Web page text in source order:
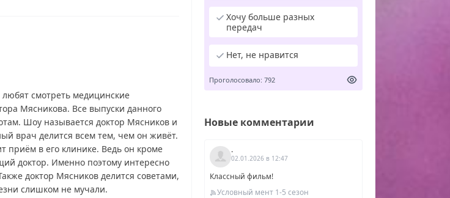
смотреть медицинские
Мясникова. Все выпуски данного
Шоу называется доктор Мясников и
врач делится всем тем, чем он живёт.
приём в его клинике. Ведь он кроме
доктор. Именно поэтому интересно
доктор Мясников делится советами,
слишком не мучали.
Хочу больше разных
передач
Нет, не нравится
Проголосовало: 792
Новые комментарии
.
02.01.2026 в 12:47
Классный фильм!
Условный мент 1-5 сезон